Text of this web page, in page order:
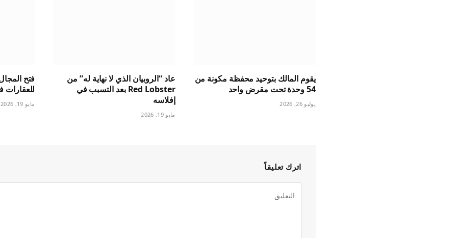
يقوم المالك بتوحيد محفظة مكونة من
54 وحدة تحت مقرض واحد
يوليو 26, 2026
عاد “الروبيان الذي لا نهاية له” من
Red Lobster بعد التسبب في
إفلاسه
مايو 19, 2026
فتح
للعقارات
مايو 19, 2026
اترك تعليقاً